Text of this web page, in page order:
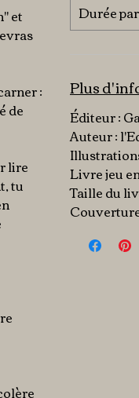
et
:
de
lire
tu
Durée
Plus
Éditeur :
Auteur:
Livre jeu
Taille du